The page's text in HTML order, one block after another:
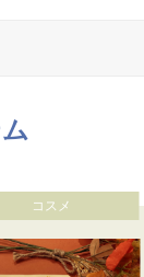
コスメ